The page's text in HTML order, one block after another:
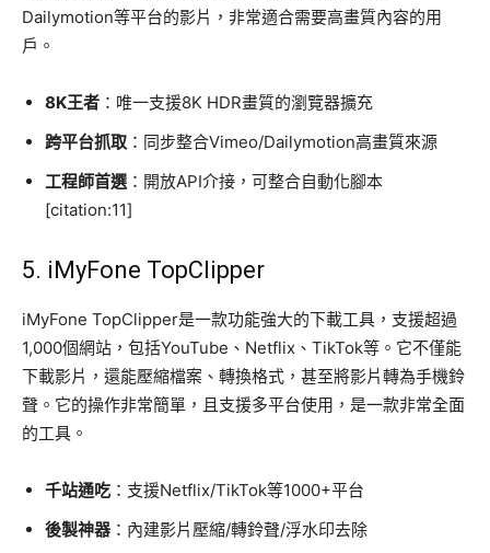
Dailymotion等平台的影片，非常適合需要高畫質內容的用
戶。
8K王者 ：唯一支援8K HDR畫質的瀏覽器擴充
跨平台抓取 ：同步整合Vimeo/Dailymotion高畫質來源
工程師首選 ：開放API介接，可整合自動化腳本
[citation:11]
5. iMyFone TopClipper
iMyFone TopClipper是一款功能強大的下載工具，支援超過
1,000個網站，包括YouTube、Netflix、TikTok等。它不僅能
下載影片，還能壓縮檔案、轉換格式，甚至將影片轉為手機鈴
聲。它的操作非常簡單，且支援多平台使用，是一款非常全面
的工具。
千站通吃 ：支援Netflix/TikTok等1000+平台
後製神器 ：內建影片壓縮/轉鈴聲/浮水印去除